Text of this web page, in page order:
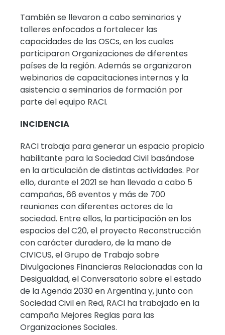
También se llevaron a cabo seminarios y
talleres enfocados a fortalecer las
capacidades de las OSCs, en los cuales
participaron Organizaciones de diferentes
países de la región. Además se organizaron
webinarios de capacitaciones internas y la
asistencia a seminarios de formación por
parte del equipo RACI.
INCIDENCIA
RACI trabaja para generar un espacio propicio
habilitante para la Sociedad Civil basándose
en la articulación de distintas actividades. Por
ello, durante el 2021 se han llevado a cabo 5
campañas, 66 eventos y más de 700
reuniones con diferentes actores de la
sociedad. Entre ellos, la participación en los
espacios del C20, el proyecto Reconstrucción
con carácter duradero, de la mano de
CIVICUS, el Grupo de Trabajo sobre
Divulgaciones Financieras Relacionadas con la
Desigualdad, el Conversatorio sobre el estado
de la Agenda 2030 en Argentina y, junto con
Sociedad Civil en Red, RACI ha trabajado en la
campaña Mejores Reglas para las
Organizaciones Sociales.